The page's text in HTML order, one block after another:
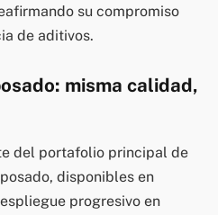
su compromiso
de aditivos.
misma calidad,
del portafolio principal de
disponibles en
progresivo en